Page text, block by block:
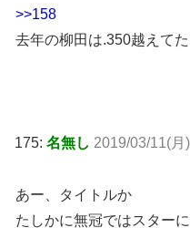
>>158
去年の柳田は.350越えて
175: 名無し 2019/03/11(
あー、タイトルか
たしかに無冠ではスター